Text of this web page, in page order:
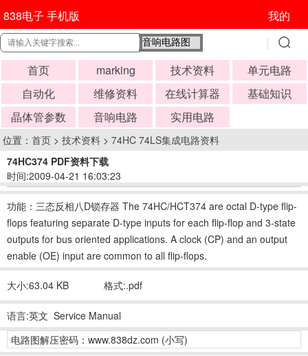
838电子 手机版 我的
首页 marking 技术资料
单元电路
自动化
维修资料 在线计算器
基础知识
晶体管参数
音响电路 实用电路
位置： 首页 > 技术资料 > 74HC 74LS集成电路资料
74HC374 PDF资料下载
时间:2009-04-21 16:03:23
功能：三态反相八D锁存器 The 74HC/HCT374 are octal D-type flip-
flops featuring separate D-type inputs for each flip-flop and 3-state
outputs for bus oriented applications. A clock (CP) and an output
enable (OE) input are common to all flip-flops.
大小:63.04 KB 格式:.pdf
语言:英文 Service Manual
电路图解压密码：www.838dz.com (小写)